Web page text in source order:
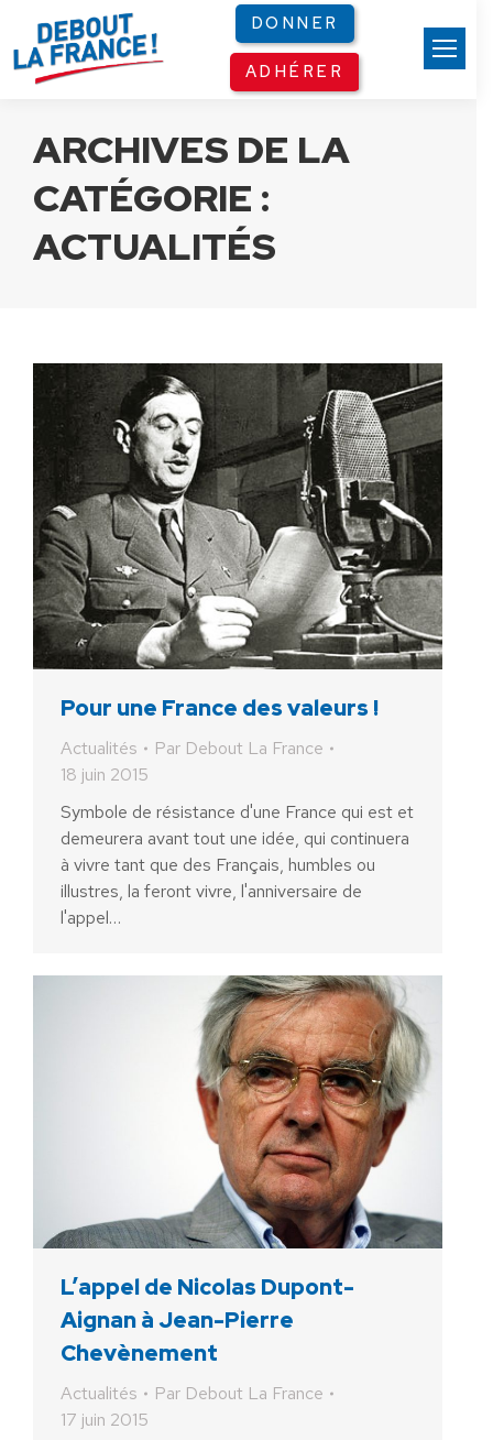
DONNER
ADHÉRER
ARCHIVES DE LA
CATÉGORIE :
ACTUALITÉS
Pour une France des valeurs !
Actualités Par Debout La France
18 juin 2015
Symbole de résistance d'une France qui est et
demeurera avant tout une idée, qui continuera
à vivre tant que des Français, humbles ou
illustres, la feront vivre, l'anniversaire de
l'appel…
L’appel de Nicolas Dupont-
Aignan à Jean-Pierre
Chevènement
Actualités Par Debout La France
17 juin 2015
Panneau de gestion des cookies